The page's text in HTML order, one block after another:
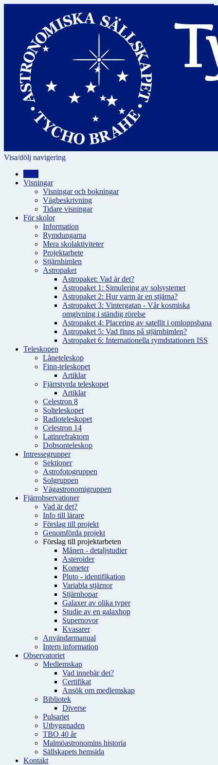
Visa/dölj navigering
Visningar
Visningar och bokningar
Vägbeskrivning
Tidare visningar
För skolor
Information
Rymdungarna
Mera skolaktiviteter
Projektarbete
Stjärnhimlen
Astropaket
Astropaket: Vad är det?
Astropaket 1: Simulering av solsystemet
Astropaket 2: Hur varm är en stjärna?
Astropaket 3: Vintergatan - Vår kosmiska
omgivning i ständig rörelse
Astropaket 4: Placering av satellit i omloppsbana
Astropaket 5: Vad finns på stjärnhimlen?
Astropaket 6: Internationella rymdstationen ISS
Teleskopen
Låneteleskop
Finn-teleskopet
Artiklar
Fjärrstyrda teleskopet
Artiklar
Celestron 8
Solteleskopet
Radioteleskopet
Celestron 14
Latinrefraktorn
Dobsonteleskop
Intressegrupper
Sektioner
Astrofotogruppen
Solgruppen
Vägastronomigruppen
Fjärrobservationer
Vad är det?
Info till lärare
Förslag till projekt
Genomförda projekt
Förslag till projektarbeten
Månen - detaljstudier
Asteroider
Kometer
Pluto - identifikation
Variabla stjärnor
Stjärnhopar
Galaxer av olika typer
Studie av en galaxhop
Supernovor
Kvasarer
Användarmanual
Intern information
Observatoriet
Medlemskap
Vad innebär det?
Certifikat
Ansök om medlemskap
Bibliotek
Diverse
Pulsariet
Utbyggnaden
TBO 40 år
Malmöastronomins historia
Sällskapets hemsida
Kontakt